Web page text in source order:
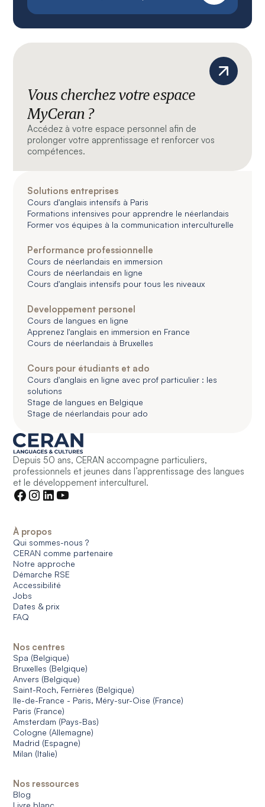
Vous cherchez votre espace
MyCeran ?
Accédez à votre espace personnel afin de
prolonger votre apprentissage et renforcer vos
compétences.
Solutions entreprises
Cours d'anglais intensifs à Paris
Formations intensives pour apprendre le néerlandais
Former vos équipes à la communication interculturelle
Performance professionnelle
Cours de néerlandais en immersion
Cours de néerlandais en ligne
Cours d'anglais intensifs pour tous les niveaux
Developpement personel
Cours de langues en ligne
Apprenez l'anglais en immersion en France
Cours de néerlandais à Bruxelles
Cours pour étudiants et ado
Cours d'anglais en ligne avec prof particulier : les
solutions
Stage de langues en Belgique
Stage de néerlandais pour ado
Depuis 50 ans, CERAN accompagne particuliers,
professionnels et jeunes dans l’apprentissage des langues
et le développement interculturel.
À propos
Qui sommes-nous ?
CERAN comme partenaire
Notre approche
Démarche RSE
Accessibilité
Jobs
Dates & prix
FAQ
Nos centres
Spa (Belgique)
Bruxelles (Belgique)
Anvers (Belgique)
Saint-Roch, Ferrières (Belgique)
Ile-de-France - Paris, Méry-sur-Oise (France)
Paris (France)
Amsterdam (Pays-Bas)
Cologne (Allemagne)
Madrid (Espagne)
Milan (Italie)
Nos ressources
Blog
Livre blanc